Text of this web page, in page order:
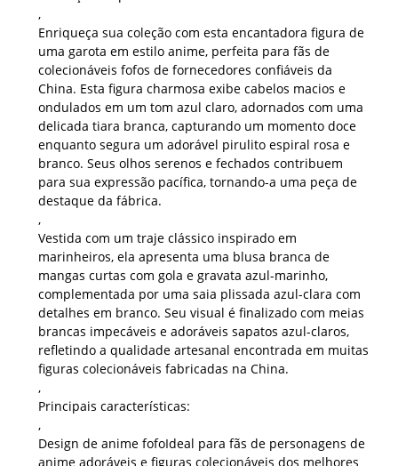
,
Enriqueça sua coleção com esta encantadora figura de
uma garota em estilo anime, perfeita para fãs de
colecionáveis ​​fofos de fornecedores confiáveis ​​da
China. Esta figura charmosa exibe cabelos macios e
ondulados em um tom azul claro, adornados com uma
delicada tiara branca, capturando um momento doce
enquanto segura um adorável pirulito espiral rosa e
branco. Seus olhos serenos e fechados contribuem
para sua expressão pacífica, tornando-a uma peça de
destaque da fábrica.
,
Vestida com um traje clássico inspirado em
marinheiros, ela apresenta uma blusa branca de
mangas curtas com gola e gravata azul-marinho,
complementada por uma saia plissada azul-clara com
detalhes em branco. Seu visual é finalizado com meias
brancas impecáveis ​​e adoráveis ​​sapatos azul-claros,
refletindo a qualidade artesanal encontrada em muitas
figuras colecionáveis ​​fabricadas na China.
,
Principais características:
,
Design de anime fofoIdeal para fãs de personagens de
anime adoráveis ​​e figuras colecionáveis ​​dos melhores